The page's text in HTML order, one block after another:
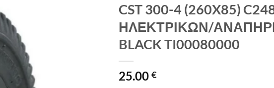
CST 300-4 (260X85)
ΗΛΕΚΤΡΙΚΩΝ/
BLACK TI00080000
25.00 €